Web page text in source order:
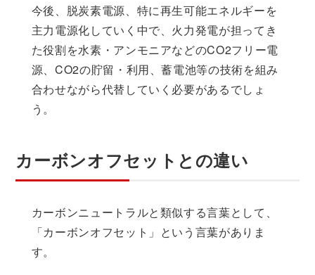
今後、脱炭素電源、特に再生可能エネルギーを
主力電源化していく中で、火力発電が担ってき
た役割を水素・アンモニアなどのCO2フリー電
源、CO2の貯留・利用、蓄電池等の技術を組み
合わせながら代替していく必要があるでしょ
う。
カーボンオフセットとの違い
カーボンニュートラルと類似する言葉として、
「カーボンオフセット」という言葉がありま
す。